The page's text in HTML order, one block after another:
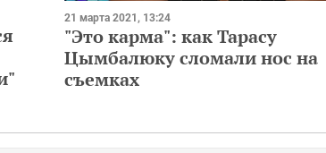
21 марта 2021, 13:24
"Это карма": как Тарасу
Цымбалюку сломали нос на
съемках